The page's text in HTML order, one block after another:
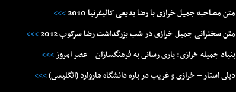
متن مصاحبه جمیل خرازی با رضا بدیعی کالیفرنیا 2010
>>>
متن سخنرانی جمیل خرازی در شب بزرگداشت رضا سرکوب 2012
>>>
بنياد جميله خرازى: يارى رسانى به فرهنگسازان – عصر امروز>>>
ديلى استار – خرازى و غريب در باره دانشگاه هاروارد (انگليسى)>>>